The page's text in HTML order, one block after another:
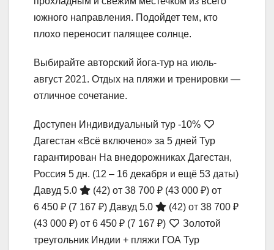
южного направления. Подойдет тем, кто
плохо переносит палящее солнце.
Выбирайте авторский йога-тур на июль-
август 2021. Отдых на пляжи и тренировки —
отличное сочетание.
Доступен Индивидуальный тур -10%
Дагестан «Всё включено» за 5 дней Тур
гарантирован На внедорожниках Дагестан,
Россия 5 дн. (12 – 16 декабря и ещё 53 даты)
Давуд 5.0
(42) от 38 700 ₽ (43 000 ₽) от
6 450 ₽ (7 167 ₽) Давуд 5.0 (42) от 38 700 ₽
(43 000 ₽) от 6 450 ₽ (7 167 ₽)
Золотой
треугольник Индии + пляжи ГОА Тур